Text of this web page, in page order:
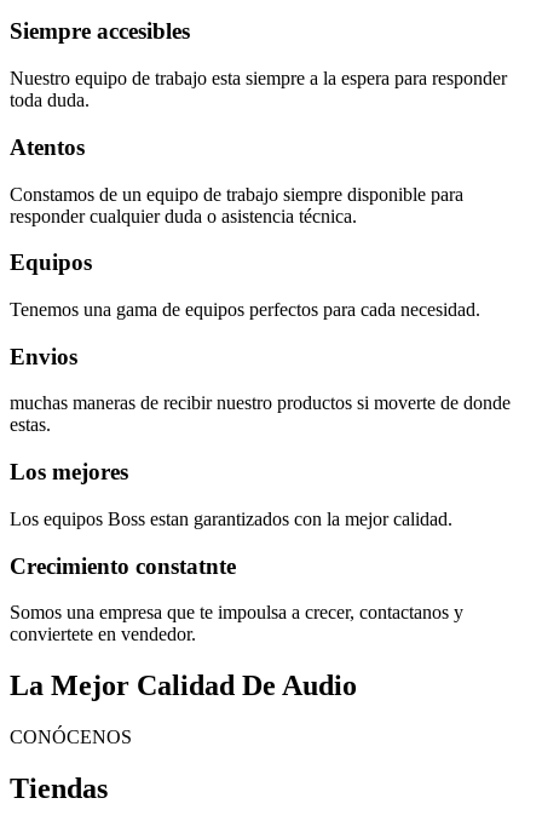
Siempre accesibles
Nuestro equipo de trabajo esta siempre a la espera para responder
toda duda.
Atentos
Constamos de un equipo de trabajo siempre disponible para
responder cualquier duda o asistencia técnica.
Equipos
Tenemos una gama de equipos perfectos para cada necesidad.
Envios
muchas maneras de recibir nuestro productos si moverte de donde
estas.
Los mejores
Los equipos Boss estan garantizados con la mejor calidad.
Crecimiento constatnte
Somos una empresa que te impoulsa a crecer, contactanos y
conviertete en vendedor.
La Mejor Calidad De Audio
CONÓCENOS
Tiendas